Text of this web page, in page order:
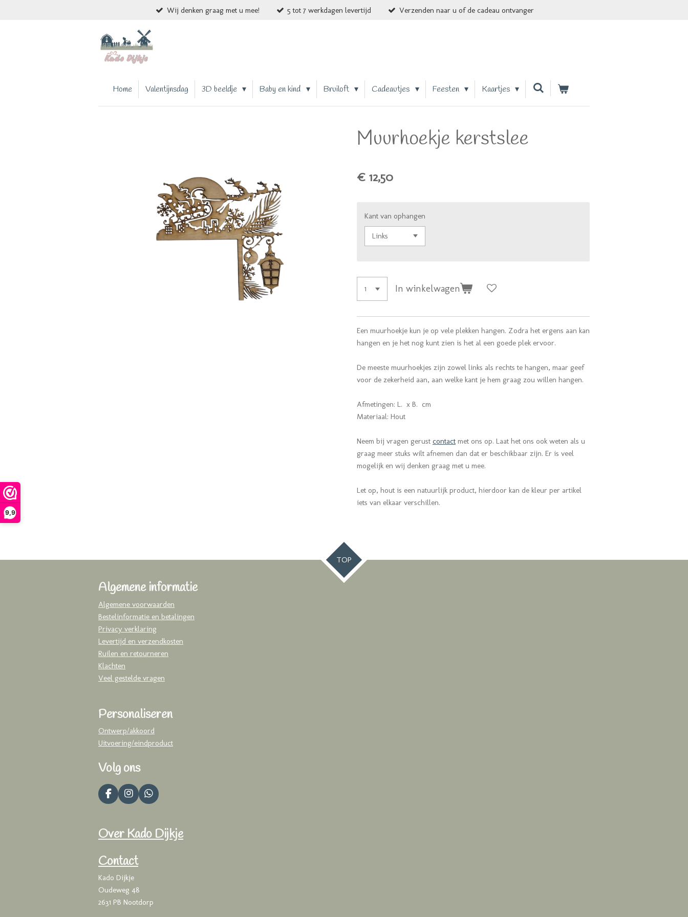
9,9
Wij denken graag met u mee! 5 tot 7 werkdagen levertijd Verzenden naar u of de cadeau ontvanger
Home Valentijnsdag 3D beeldje Baby en kind Bruiloft Cadeautjes Feesten Kaartjes
Muurhoekje kerstslee
€ 12,50
Kant van ophangen
In winkelwagen
Een muurhoekje kun je op vele plekken hangen. Zodra het ergens aan kan
hangen en je het nog kunt zien is het al een goede plek ervoor.
De meeste muurhoekjes zijn zowel links als rechts te hangen, maar geef
voor de zekerheid aan, aan welke kant je hem graag zou willen hangen.
Afmetingen: L. x B. cm
Materiaal: Hout
Neem bij vragen gerust contact met ons op. Laat het ons ook weten als u
graag meer stuks wilt afnemen dan dat er beschikbaar zijn. Er is veel
mogelijk en wij denken graag met u mee.
Let op, hout is een natuurlijk product, hierdoor kan de kleur per artikel
iets van elkaar verschillen.
TOP
Algemene informatie
Algemene voorwaarden
Bestelinformatie en betalingen
Privacy verklaring
Levertijd en verzendkosten
Ruilen en retourneren
Klachten
Veel gestelde vragen
Personaliseren
Ontwerp/akkoord
Uitvoering/eindproduct
Volg ons
F
a
b
k
I
n
a
a
W
h
s
Over Kado Dijkje
Contact
Kado Dijkje
Oudeweg 48
2631 PB Nootdorp